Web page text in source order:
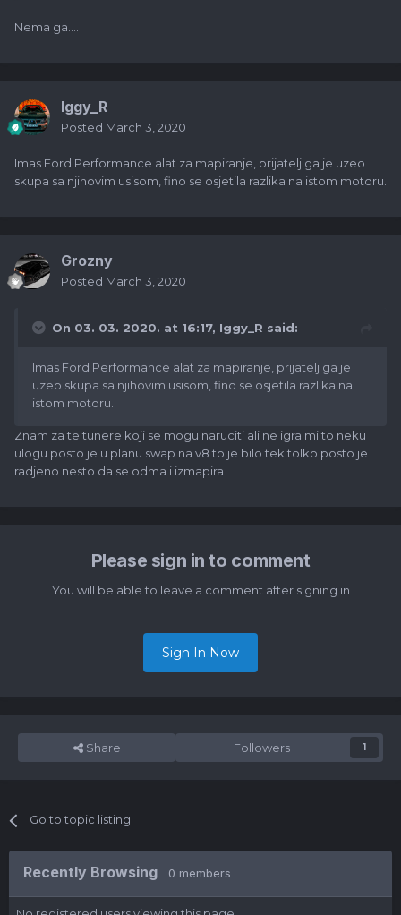
Nema ga....
Iggy_R
Posted March 3, 2020
Imas Ford Performance alat za mapiranje, prijatelj ga je uzeo
skupa sa njihovim usisom, fino se osjetila razlika na istom motoru.
Grozny
Posted March 3, 2020
On 03. 03. 2020. at 16:17, Iggy_R said:
Imas Ford Performance alat za mapiranje, prijatelj ga je
uzeo skupa sa njihovim usisom, fino se osjetila razlika na
istom motoru.
Znam za te tunere koji se mogu naruciti ali ne igra mi to neku
ulogu posto je u planu swap na v8 to je bilo tek tolko posto je
radjeno nesto da se odma i izmapira
Please sign in to comment
You will be able to leave a comment after signing in
Sign In Now
Share Followers 1
Go to topic listing
Recently Browsing 0 members